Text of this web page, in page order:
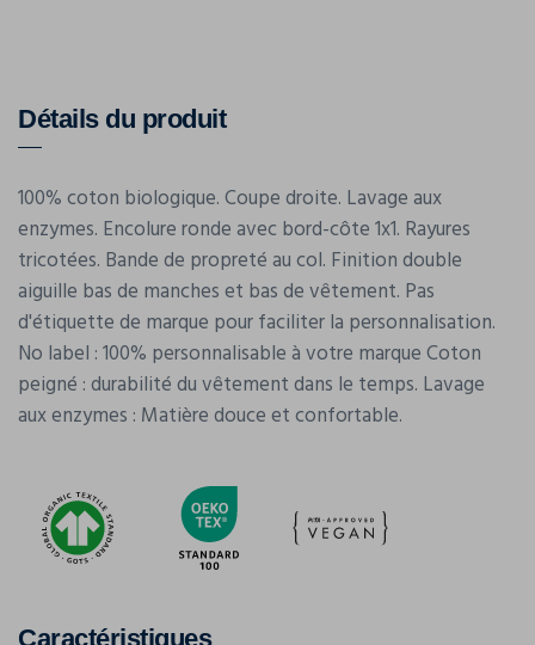
Détails du produit
100% coton biologique. Coupe droite. Lavage aux
enzymes. Encolure ronde avec bord-côte 1x1. Rayures
tricotées. Bande de propreté au col. Finition double
aiguille bas de manches et bas de vêtement. Pas
d'étiquette de marque pour faciliter la personnalisation.
No label : 100% personnalisable à votre marque Coton
peigné : durabilité du vêtement dans le temps. Lavage
aux enzymes : Matière douce et confortable.
Caractéristiques